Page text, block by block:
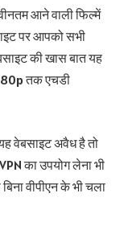
आने वाली फिल्में
पर आपको सभी
की खास बात यह
तक एचडी
वेबसाइट अवैध है तो
का उपयोग लेना भी
वीपीएन के भी चला